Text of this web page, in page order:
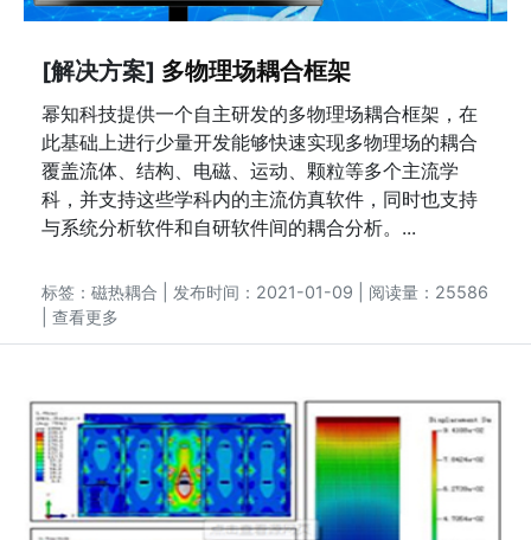
[解决方案] 多物理场耦合框架
幂知科技提供一个自主研发的多物理场耦合框架，在
此基础上进行少量开发能够快速实现多物理场的耦合
覆盖流体、结构、电磁、运动、颗粒等多个主流学
科，并支持这些学科内的主流仿真软件，同时也支持
与系统分析软件和自研软件间的耦合分析。...
标签： 磁热耦合 | 发布时间：2021-01-09 | 阅读量：25586
查看更多